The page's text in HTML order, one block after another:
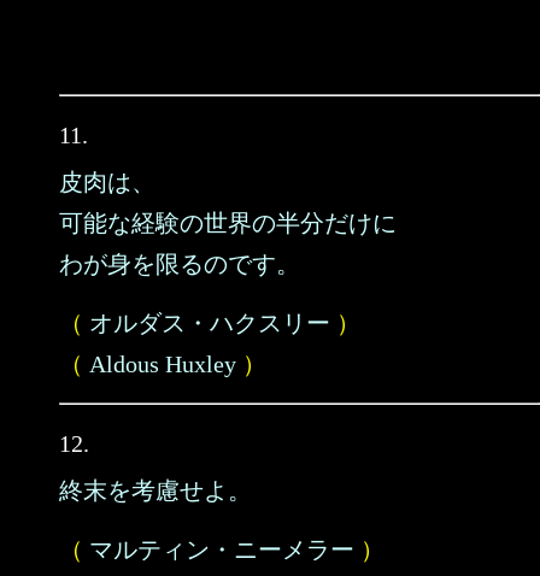
11.
皮肉は、
可能な経験の世界の半分だけに
わが身を限るのです。
（ オルダス・ハクスリー ）
（ Aldous Huxley ）
12.
終末を考慮せよ。
（ マルティン・ニーメラー ）